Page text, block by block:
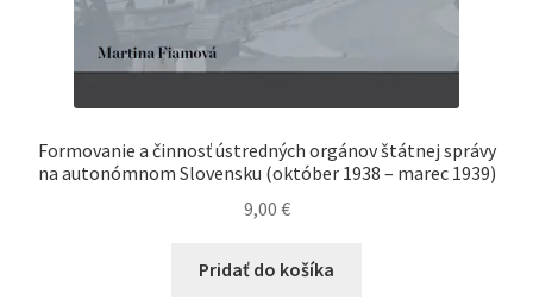
Formovanie a činnosť ústredných orgánov štátnej správy
na autonómnom Slovensku (október 1938 – marec 1939)
9,00 €
Pridať do košíka